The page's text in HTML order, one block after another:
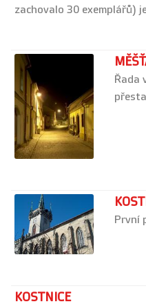
zachovalo 30 exemplářů)
Řada
První
KOSTNICE